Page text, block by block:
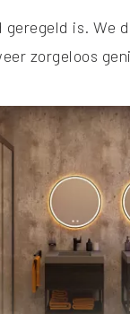
is. We
zorgeloos